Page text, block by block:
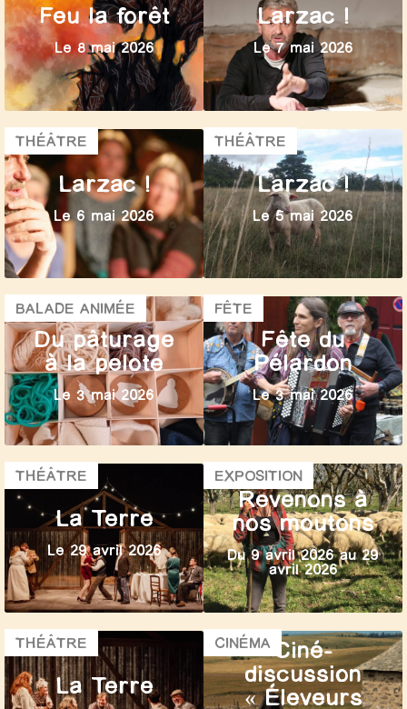
Feu la forêt
Le 8 mai 2026
Larzac !
Le 7 mai 2026
Larzac !
Le 6 mai 2026
THÉÂTRE
Larzac !
Le 5 mai 2026
THÉÂTRE
Du pâturage
à la pelote
Le 3 mai 2026
BALADE ANIMÉE
Fête du
Pélardon
Le 3 mai 2026
FÊTE
La Terre
Le 29 avril 2026
THÉÂTRE
Revenons à
nos moutons
Du 9 avril 2026 au 29
avril 2026
EXPOSITION
La Terre
THÉÂTRE
Ciné-
discussion
« Éleveurs
CINÉMA